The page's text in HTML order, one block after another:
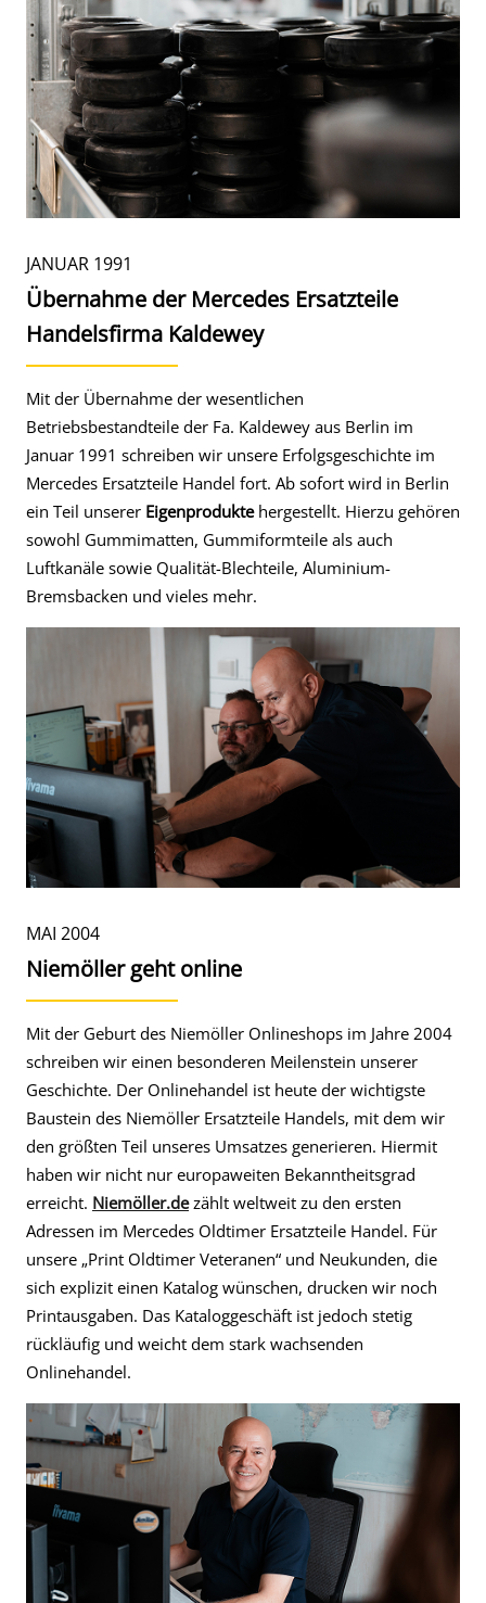
JANUAR 1991
Übernahme der Mercedes Ersatzteile
Handelsfirma Kaldewey
Mit der Übernahme der wesentlichen
Betriebsbestandteile der Fa. Kaldewey aus Berlin im
Januar 1991 schreiben wir unsere Erfolgsgeschichte im
Mercedes Ersatzteile Handel fort. Ab sofort wird in Berlin
ein Teil unserer Eigenproduktehergestellt. Hierzu gehören
sowohl Gummimatten, Gummiformteile als auch
Luftkanäle sowie Qualität-Blechteile, Aluminium-
Bremsbacken und vieles mehr.
MAI 2004
Niemöller geht online
Mit der Geburt des Niemöller Onlineshops im Jahre 2004
schreiben wir einen besonderen Meilenstein unserer
Geschichte. Der Onlinehandel ist heute der wichtigste
Baustein des Niemöller Ersatzteile Handels, mit dem wir
den größten Teil unseres Umsatzes generieren. Hiermit
haben wir nicht nur europaweiten Bekanntheitsgrad
erreicht. Niemöller.dezählt weltweit zu den ersten
Adressen im Mercedes Oldtimer Ersatzteile Handel. Für
unsere „Print Oldtimer Veteranen“ und Neukunden, die
sich explizit einen Katalog wünschen, drucken wir noch
Printausgaben. Das Kataloggeschäft ist jedoch stetig
rückläufig und weicht dem stark wachsenden
Onlinehandel.